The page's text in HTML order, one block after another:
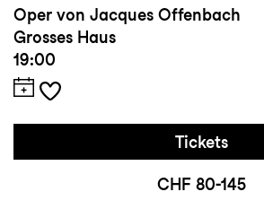
Oper von Jacques Offenbach
Grosses Haus
19:00
Tickets
CHF 80-145